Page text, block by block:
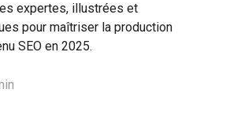
expertes, illustrées et
pour maîtriser la production
SEO en 2025.